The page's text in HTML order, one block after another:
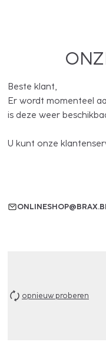
Beste klant,
Er wordt momenteel
is deze weer
U kunt onze
opnieuw proberen